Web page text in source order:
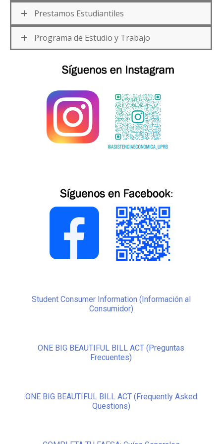
Prestamos Estudiantiles
Programa de Estudio y Trabajo
Student Consumer Information (Información al
Consumidor)
ONE BIG BEAUTIFUL BILL ACT (Preguntas
Frecuentes)
ONE BIG BEAUTIFUL BILL ACT (Frequently Asked
Questions)